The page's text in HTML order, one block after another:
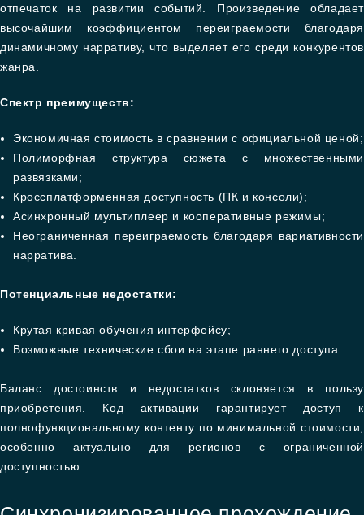
отпечаток на развитии событий. Произведение обладает
высочайшим коэффициентом переиграемости благодаря
динамичному нарративу, что выделяет его среди конкурентов
жанра.
Спектр преимуществ:
Экономичная стоимость в сравнении с официальной ценой;
Полиморфная структура сюжета с множественными
развязками;
Кроссплатформенная доступность (ПК и консоли);
Асинхронный мультиплеер и кооперативные режимы;
Неограниченная переиграемость благодаря вариативности
нарратива.
Потенциальные недостатки:
Крутая кривая обучения интерфейсу;
Возможные технические сбои на этапе раннего доступа.
Баланс достоинств и недостатков склоняется в пользу
приобретения. Код активации гарантирует доступ к
полнофункциональному контенту по минимальной стоимости,
особенно актуально для регионов с ограниченной
доступностью.